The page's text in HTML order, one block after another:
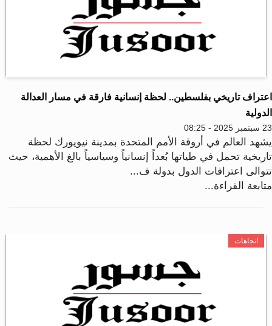
تاريخي بفلسطين.. لحظة إنسانية فارقة في مسار العدالة
- 08:25
العالم في أروقة الأمم المتحدة بمدينة نيويورك لحظة
تحمل في طياتها بُعداً إنسانياً وسياسياً بالغ الأهمية، حيث
اعترافات الدول بدولة ف...
القراءة...
اتجاهات